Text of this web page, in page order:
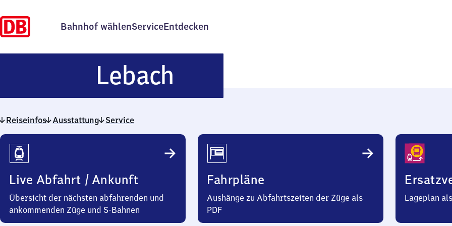
Bahnhof wählenServiceEntdecken
Lebach
Reiseinfos Ausstattung Service
Reiseinfos
Live Abfahrt / Ankunft
Übersicht der nächsten abfahrenden und
ankommenden Züge und S-Bahnen
Fahrpläne
Aushänge zu Abfahrtszeiten der Züge als
PDF
Lageplan